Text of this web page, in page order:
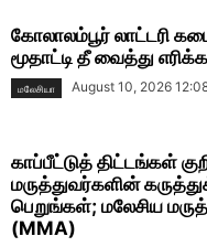
கோலாலம்பூர் லாட்டரி
மூதாட்டி தீ வைத்து
மலேசியா August 10, 2026
காப்பீட்டுத் திட்டங்கள்
மருத்துவர்களின்
பெறுங்கள்; மலேசிய
(MMA)